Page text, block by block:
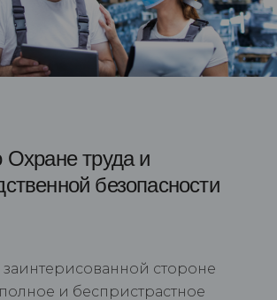
Охране труда и
безопасности
стороне
и беспристрастное